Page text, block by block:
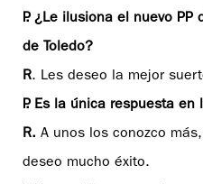
P. ¿Le ilusiona el nuevo PP
de Toledo?
R. Les deseo la mejor
P. Es la única respuesta
R. A unos los conozco
deseo mucho éxito.